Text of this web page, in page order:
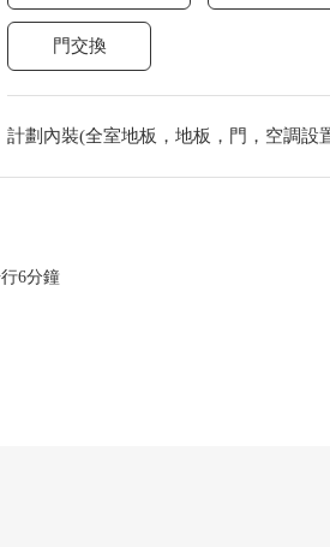
門交換
計劃內裝(全室地板，地板，門，空調設
6分鐘